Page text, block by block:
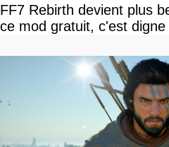
FF7 Rebirth devient plus
ce mod gratuit, c'est